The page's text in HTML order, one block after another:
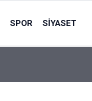
SPOR SIYASET